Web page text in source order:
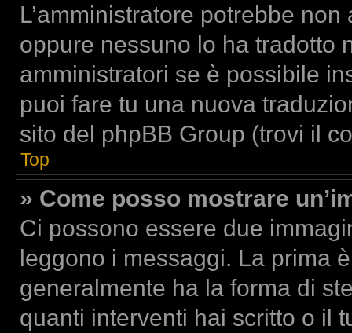
L’amministratore potrebbe
oppure nessuno lo ha tradotto
amministratori se è possibile
puoi fare tu una nuova
sito del phpBB Group (trovi il
Top
» Come posso mostrare
Ci possono essere due
leggono i messaggi. La prima
generalmente ha la forma di
quanti interventi hai scritto o il